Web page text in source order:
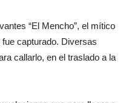
“El Mencho”, el mítico
capturado. Diversas
callarlo, en el traslado a la